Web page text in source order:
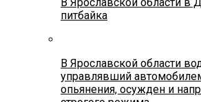
В Ярославской области в
питбайка
В Ярославской области
управлявший
опьянения, осужден и